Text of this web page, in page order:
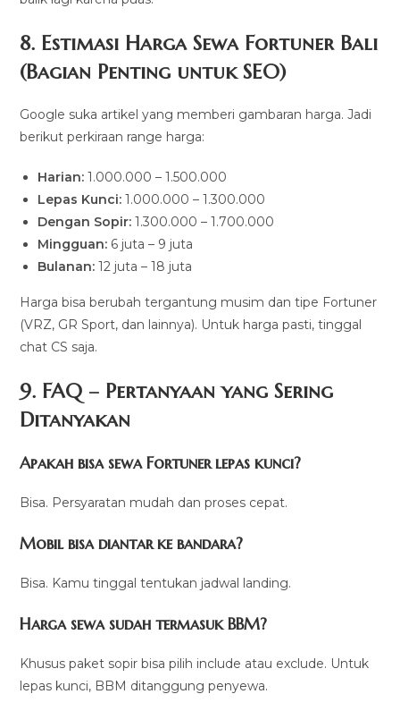
8. Estimasi Harga Sewa Fortuner Bali
(Bagian Penting untuk SEO)
Google suka artikel yang memberi gambaran harga. Jadi
berikut perkiraan range harga:
Harian: 1.000.000 – 1.500.000
Lepas Kunci: 1.000.000 – 1.300.000
Dengan Sopir: 1.300.000 – 1.700.000
Mingguan: 6 juta – 9 juta
Bulanan: 12 juta – 18 juta
Harga bisa berubah tergantung musim dan tipe Fortuner
(VRZ, GR Sport, dan lainnya). Untuk harga pasti, tinggal
chat CS saja.
9. FAQ – Pertanyaan yang Sering
Ditanyakan
Apakah bisa sewa Fortuner lepas kunci?
Bisa. Persyaratan mudah dan proses cepat.
Mobil bisa diantar ke bandara?
Bisa. Kamu tinggal tentukan jadwal landing.
Harga sewa sudah termasuk BBM?
Khusus paket sopir bisa pilih include atau exclude. Untuk
lepas kunci, BBM ditanggung penyewa.